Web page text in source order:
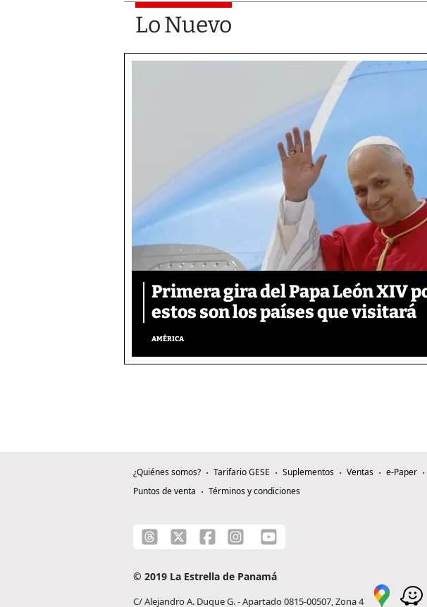
Lo Nuevo
Primera gira del Papa León XIV
estos son los países que visitará
AMÉRICA
¿Quiénes somos? Tarifario GESE Suplementos Ventas
e-Paper
Puntos de venta
Términos y condiciones
© 2019 La Estrella de Panamá
C/ Alejandro A. Duque G. - Apartado 0815-00507, Zona 4